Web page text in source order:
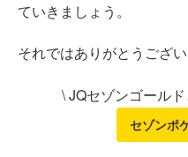
ていきましょう。
それではありがとうござい
\ JQセゾンゴール
セゾンポ